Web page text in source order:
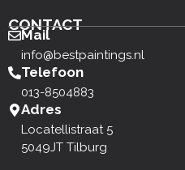
CONTACT
Mail
info@bestpaintings.nl
Telefoon
013-8504883
Adres
Locatellistraat 5
5049JT Tilburg